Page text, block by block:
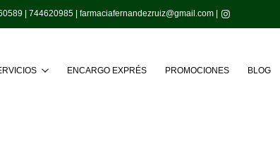
744620985 farmaciafernandezruiz@gmail.com
ENCARGO EXPRÉS PROMOCIONES BLOG
Buscar